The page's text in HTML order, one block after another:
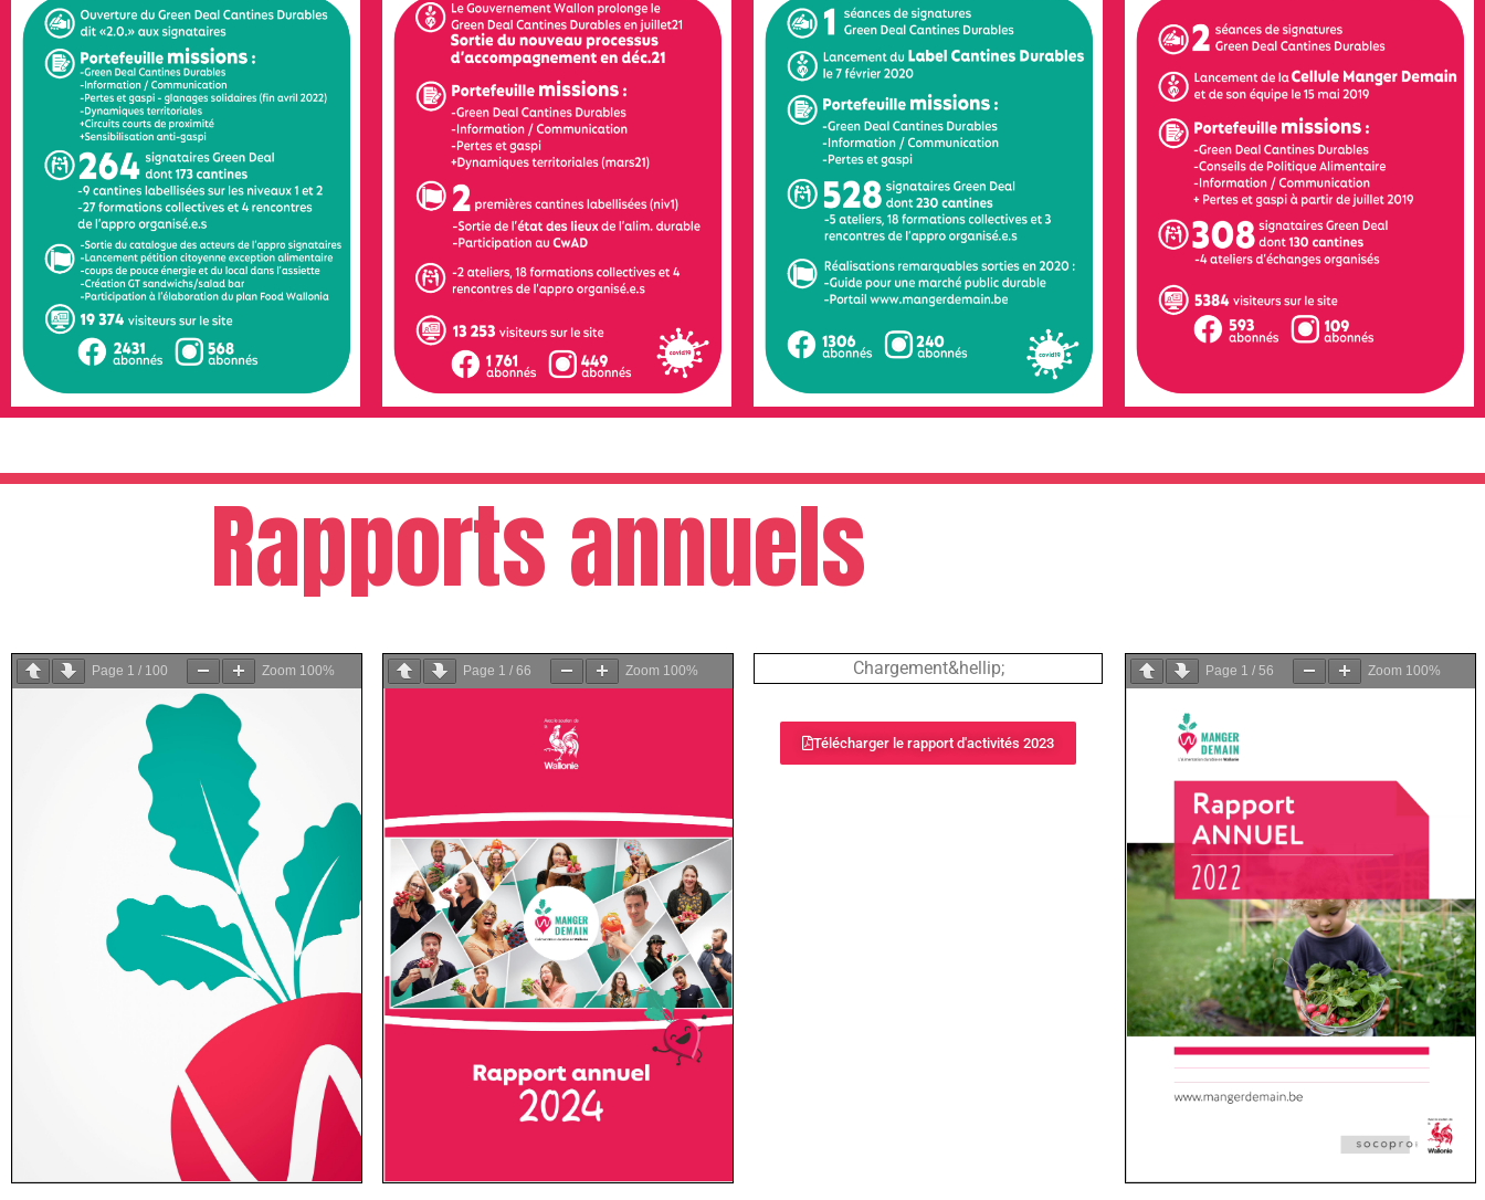
Rapports annuels
Page 1 / 100 Zoom 100% Page 1 / 66 Zoom 100% Page1/84 Zoom Page 1 / 56 Zoom 100%